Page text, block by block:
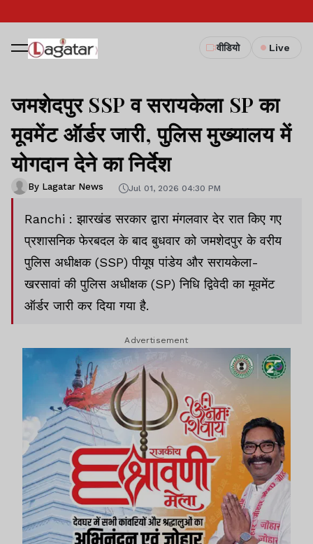
वीडियो Live
जमशेदपुर SSP व सरायकेला SP का
मूवमेंट ऑर्डर जारी, पुलिस मुख्यालय में
योगदान देने का निर्देश
By Lagatar News Jul 01, 2026 04:30 PM
Ranchi : झारखंड सरकार द्वारा मंगलवार देर रात किए गए
प्रशासनिक फेरबदल के बाद बुधवार को जमशेदपुर के वरीय
पुलिस अधीक्षक (SSP) पीयूष पांडेय और सरायकेला-
खरसावां की पुलिस अधीक्षक (SP) निधि द्विवेदी का मूवमेंट
ऑर्डर जारी कर दिया गया है.
Advertisement